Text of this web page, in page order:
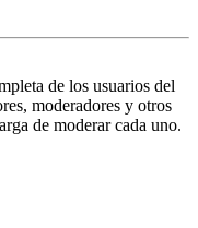
de los usuarios del
moderadores y otros
de moderar cada uno.